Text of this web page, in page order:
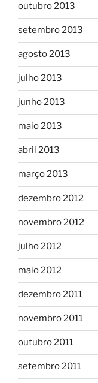
outubro 2013
setembro 2013
agosto 2013
julho 2013
junho 2013
maio 2013
abril 2013
março 2013
dezembro 2012
novembro 2012
julho 2012
maio 2012
dezembro 2011
novembro 2011
outubro 2011
setembro 2011